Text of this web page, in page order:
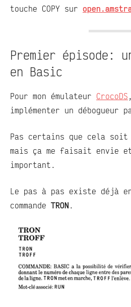
touche COPY sur
Premier épisode:
en Basic
Pour mon émulateur CrocoDS
implémenter un débogueur
Pas certains que cela soit
mais ça me faisait envie
important.
Le pas à pas existe déjà
commande TRON .